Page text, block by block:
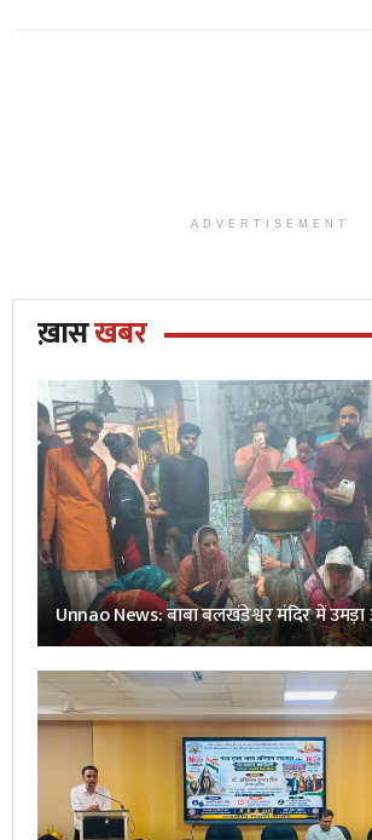
ADVERTISEMENT
ख़ासखबर
Unnao News: बाबा बलखंडेश्वर मंदिर में